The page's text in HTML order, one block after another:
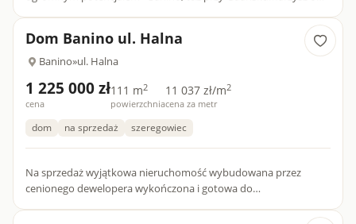
Dom Banino ul. Halna
Banino»ul. Halna
1 225 000 zł
cena
111 m2
powierzchnia
11 037 zł/m2
cena za metr
dom na sprzedaż szeregowiec
Na sprzedaż wyjątkowa nieruchomość wybudowana przez
cenionego dewelopera wykończona i gotowa do